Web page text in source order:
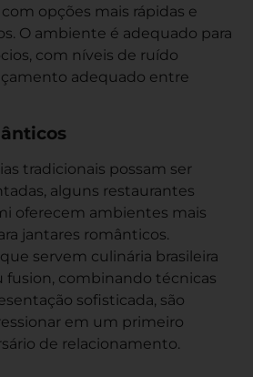
opções mais rápidas e
O ambiente é adequado para
com níveis de ruído
adequado entre
tradicionais possam ser
alguns restaurantes
oferecem ambientes mais
jantares românticos.
servem culinária brasileira
fusion, combinando técnicas
sofisticada, são
em um primeiro
de relacionamento.